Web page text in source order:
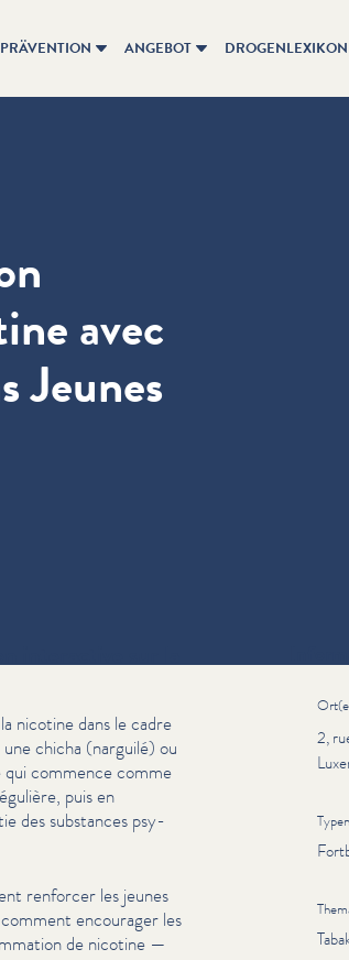
ANGEBOT DROGENLEXIKON
avec
Jeunes
2,
Typen
nicotine dans le cadre
chicha (narguilé) ou
commence comme
puis en
des substances psy­
renforcer les jeunes
encourager les
de nicotine —